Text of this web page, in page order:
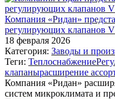
Компания «Ридан»
регулирующих клапанов
18 февраля 2026
Категория: Заводы и
Теги: Теплоснабжение
клапанырасширение
Компания «Ридан»
систем микроклимата и